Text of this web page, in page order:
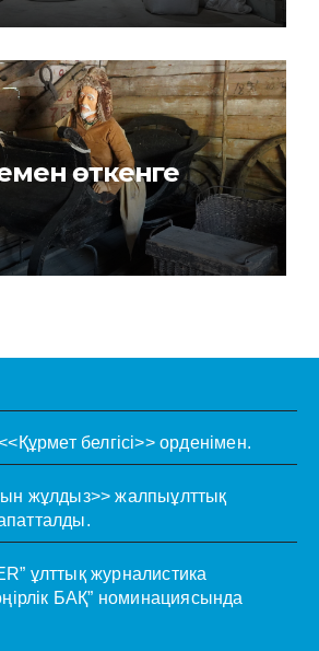
белгісі>> орденімен.
жұлдыз>> жалпыұлттық
ұлттық журналистика
БАҚ” номинациясында